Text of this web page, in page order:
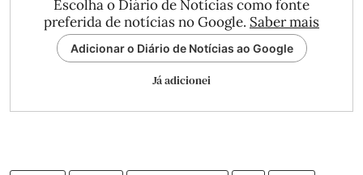
Escolha o Diário de Notícias como fonte
preferida de notícias no Google. Saber mais
Adicionar o Diário de Notícias ao Google
Já adicionei